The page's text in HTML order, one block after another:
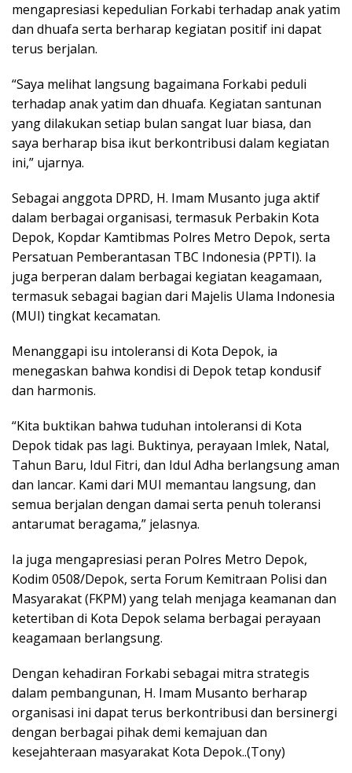
mengapresiasi kepedulian Forkabi terhadap anak yatim
dan dhuafa serta berharap kegiatan positif ini dapat
terus berjalan.
“Saya melihat langsung bagaimana Forkabi peduli
terhadap anak yatim dan dhuafa. Kegiatan santunan
yang dilakukan setiap bulan sangat luar biasa, dan
saya berharap bisa ikut berkontribusi dalam kegiatan
ini,” ujarnya.
Sebagai anggota DPRD, H. Imam Musanto juga aktif
dalam berbagai organisasi, termasuk Perbakin Kota
Depok, Kopdar Kamtibmas Polres Metro Depok, serta
Persatuan Pemberantasan TBC Indonesia (PPTI). Ia
juga berperan dalam berbagai kegiatan keagamaan,
termasuk sebagai bagian dari Majelis Ulama Indonesia
(MUI) tingkat kecamatan.
Menanggapi isu intoleransi di Kota Depok, ia
menegaskan bahwa kondisi di Depok tetap kondusif
dan harmonis.
“Kita buktikan bahwa tuduhan intoleransi di Kota
Depok tidak pas lagi. Buktinya, perayaan Imlek, Natal,
Tahun Baru, Idul Fitri, dan Idul Adha berlangsung aman
dan lancar. Kami dari MUI memantau langsung, dan
semua berjalan dengan damai serta penuh toleransi
antarumat beragama,” jelasnya.
Ia juga mengapresiasi peran Polres Metro Depok,
Kodim 0508/Depok, serta Forum Kemitraan Polisi dan
Masyarakat (FKPM) yang telah menjaga keamanan dan
ketertiban di Kota Depok selama berbagai perayaan
keagamaan berlangsung.
Dengan kehadiran Forkabi sebagai mitra strategis
dalam pembangunan, H. Imam Musanto berharap
organisasi ini dapat terus berkontribusi dan bersinergi
dengan berbagai pihak demi kemajuan dan
kesejahteraan masyarakat Kota Depok..(Tony)